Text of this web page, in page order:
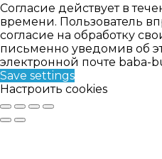
Согласие действует в
времени. Пользователь
согласие на обработку
письменно уведомив об
электронной почте baba-
Save settings
Настроить cookies